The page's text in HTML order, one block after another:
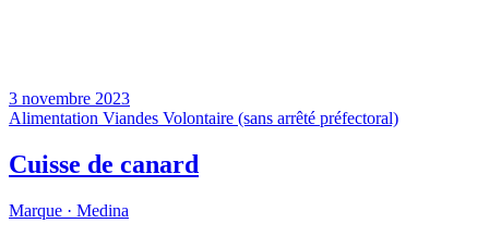
3 novembre 2023
Alimentation Viandes Volontaire (sans arrêté préfectoral)
Cuisse de canard
Marque · Medina